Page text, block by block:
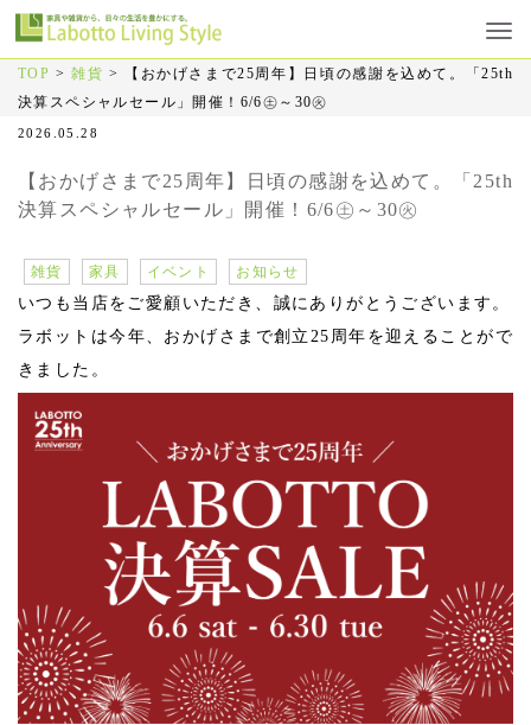
TOP > 雑貨 >
【おかげさまで25周年】日頃の感謝を込めて。「25th
決算スペシャルセール」開催！6/6㊏～30㊋
2026.05.28
【おかげさまで25周年】日頃の感謝を込めて。「25th
決算スペシャルセール」開催！6/6㊏～30㊋
雑貨 家具 イベント お知らせ
いつも当店をご愛顧いただき、誠にありがとうございます。
ラボットは今年、おかげさまで創立25周年を迎えることがで
きました。